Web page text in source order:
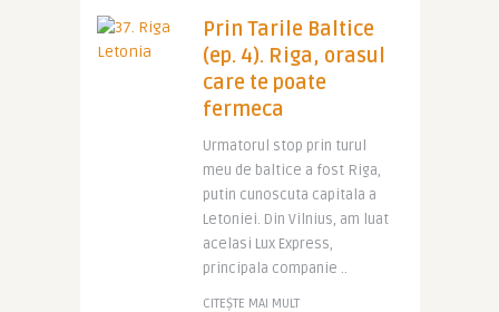
Prin Tarile Baltice
(ep. 4). Riga, orasul
care te poate
fermeca
Urmatorul stop prin turul
meu de baltice a fost Riga,
putin cunoscuta capitala a
Letoniei. Din Vilnius, am luat
acelasi Lux Express,
principala companie ..
CITEȘTE MAI MULT